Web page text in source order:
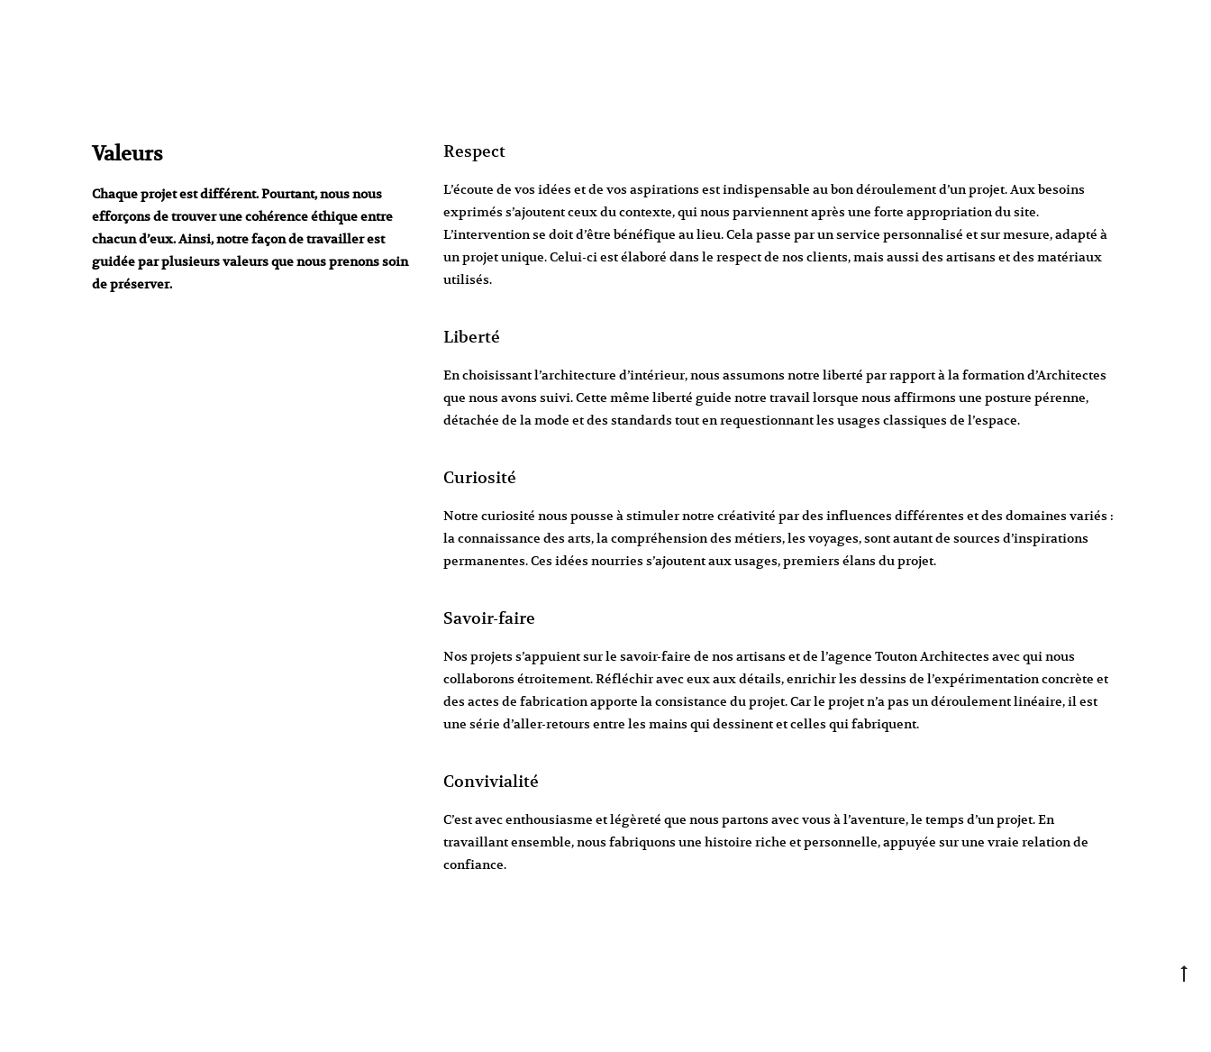
Valeurs
Chaque projet est différent. Pourtant, nous nous
efforçons de trouver une cohérence éthique entre
chacun d’eux. Ainsi, notre façon de travailler est
guidée par plusieurs valeurs que nous prenons soin
de préserver.
Respect
L’écoute de vos idées et de vos aspirations est indispensable au bon déroulement d’un projet. Aux besoins
exprimés s’ajoutent ceux du contexte, qui nous parviennent après une forte appropriation du site.
L’intervention se doit d’être bénéfique au lieu. Cela passe par un service personnalisé et sur mesure, adapté à
un projet unique. Celui-ci est élaboré dans le respect de nos clients, mais aussi des artisans et des matériaux
utilisés.
Liberté
En choisissant l’architecture d’intérieur, nous assumons notre liberté par rapport à la formation d’Architectes
que nous avons suivi. Cette même liberté guide notre travail lorsque nous affirmons une posture pérenne,
détachée de la mode et des standards tout en requestionnant les usages classiques de l’espace.
Curiosité
Notre curiosité nous pousse à stimuler notre créativité par des influences différentes et des domaines variés :
la connaissance des arts, la compréhension des métiers, les voyages, sont autant de sources d’inspirations
permanentes. Ces idées nourries s’ajoutent aux usages, premiers élans du projet.
Savoir-faire
Nos projets s’appuient sur le savoir-faire de nos artisans et de l’agence Touton Architectes avec qui nous
collaborons étroitement. Réfléchir avec eux aux détails, enrichir les dessins de l’expérimentation concrète et
des actes de fabrication apporte la consistance du projet. Car le projet n’a pas un déroulement linéaire, il est
une série d’aller-retours entre les mains qui dessinent et celles qui fabriquent.
Convivialité
C’est avec enthousiasme et légèreté que nous partons avec vous à l’aventure, le temps d’un projet. En
travaillant ensemble, nous fabriquons une histoire riche et personnelle, appuyée sur une vraie relation de
confiance.